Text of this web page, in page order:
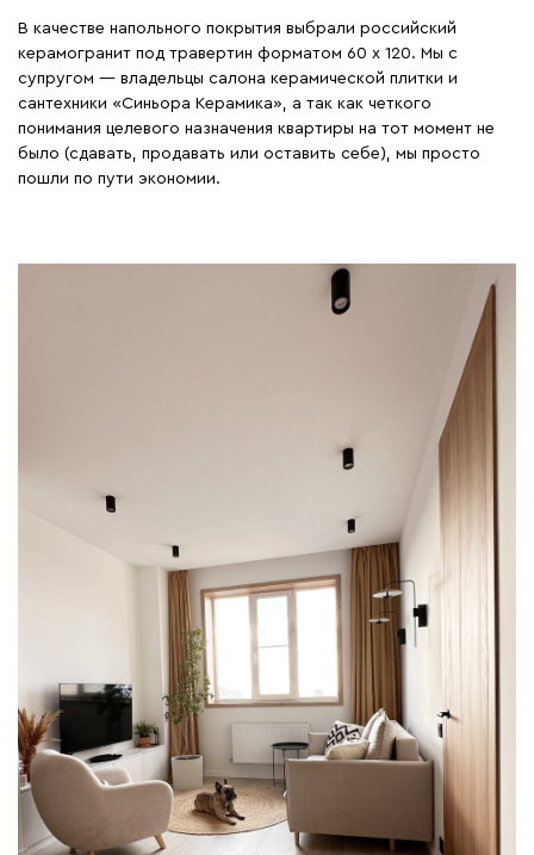
В качестве напольного покрытия выбрали российский
керамогранит под травертин форматом 60 х 120. Мы с
супругом — владельцы салона керамической плитки и
сантехники «Синьора Керамика», а так как четкого
понимания целевого назначения квартиры на тот момент не
было (сдавать, продавать или оставить себе), мы просто
пошли по пути экономии.